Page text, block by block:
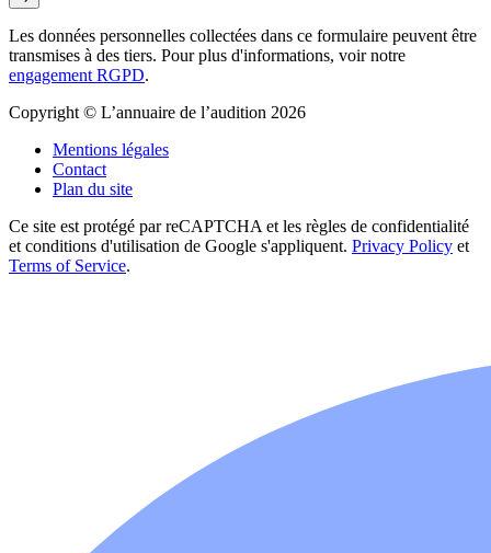
Les données personnelles collectées dans ce formulaire peuvent être
transmises à des tiers. Pour plus d'informations, voir notre
engagement RGPD.
Copyright © L’annuaire de l’audition 2026
Mentions légales
Contact
Plan du site
Ce site est protégé par reCAPTCHA et les règles de confidentialité
et conditions d'utilisation de Google s'appliquent. Privacy Policy et
Terms of Service.